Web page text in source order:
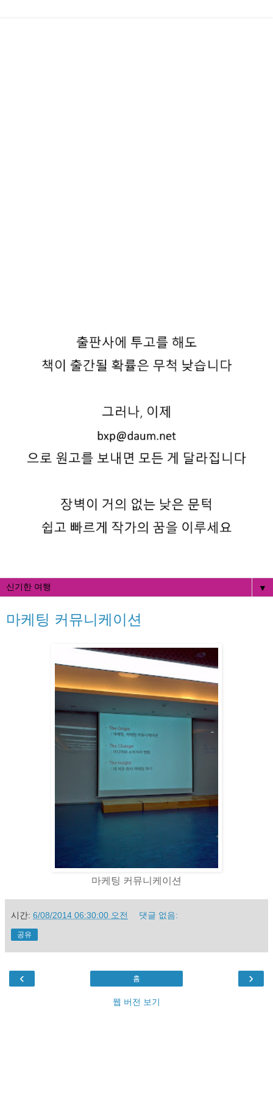
▼
마케팅 커뮤니케이션
마케팅 커뮤니케이션
시간: 6/08/2014 06:30:00 오전 댓글 없음:
공유
‹ ›
홈
웹 버전 보기